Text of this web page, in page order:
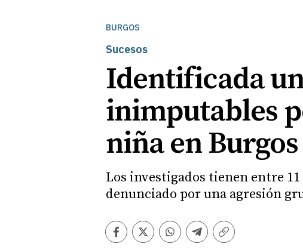
BURGOS
Sucesos
Identificada
inimputables
niña en Burgos
Los investigados tienen entre 11
denunciado por una agresión
Facebook
TwitterWhatsapp
Telegram
Copiar